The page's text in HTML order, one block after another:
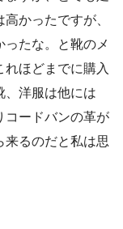
かったですが、
たな。と靴のメ
ほどまでに購入
、洋服は他には
コードバンの革が
来るのだと私は思